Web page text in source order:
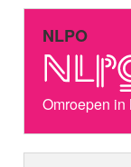
NLPO
Omroepen in